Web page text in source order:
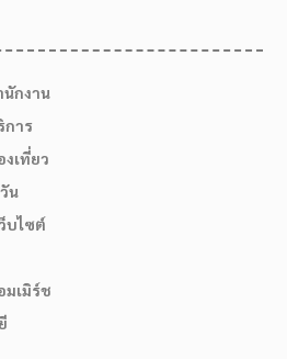
นักงาน
การ
เที่ยว
น
บไซต์
มเมิร์ช